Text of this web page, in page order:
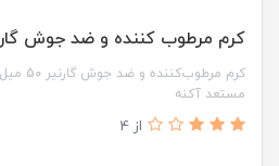
کرم مرطوب کننده و ضد جوش گارنیر
کرم
مستعد آکنه
از 4